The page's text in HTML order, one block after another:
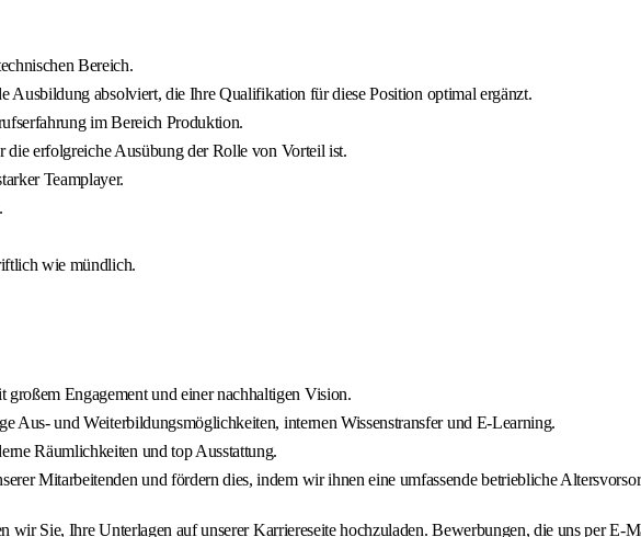
Bereich.
Ausbildung absolviert, die Ihre Qualifikation für diese Position optimal ergänzt.
im Bereich Produktion.
die erfolgreiche Ausübung der Rolle von Vorteil ist.
Teamplayer.
wie mündlich.
Engagement und einer nachhaltigen Vision.
Aus- und Weiterbildungsmöglichkeiten, internen Wissenstransfer und E-Learning.
Räumlichkeiten und top Ausstattung.
Mitarbeitenden und fördern dies, indem wir ihnen eine umfassende betriebliche
wir Sie, Ihre Unterlagen auf unserer Karriereseite hochzuladen. Bewerbungen, die uns per E-